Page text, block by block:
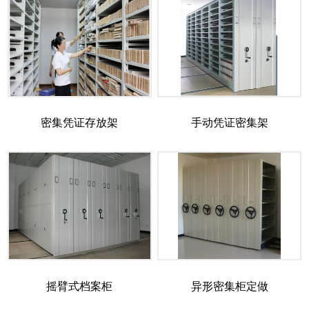
密集凭证存放架 手动凭证密集架
摇臂式档案柜 异形密集柜定做